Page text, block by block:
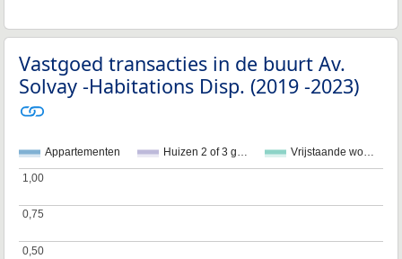
Vastgoed transacties in de buurt Av.
Solvay -Habitations Disp. (2019 -2023)
Appartementen Huizen 2 of 3 g… Vrijstaande wo…
0,50
0,50
0,75
0,75
1,00
1,00